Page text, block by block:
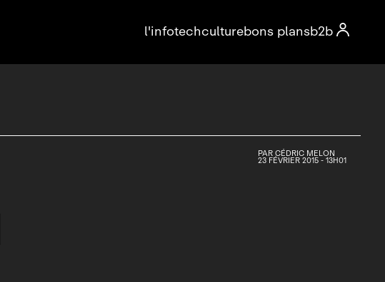

l'infotechculturebons plansb2b
PARCÉDRIC MELON
23 FÉVRIER 2015 - 13H01